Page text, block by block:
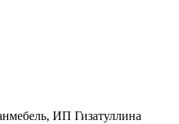
ИП Гизатуллина